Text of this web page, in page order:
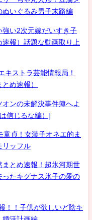
ぬいぐるみ男子末路編
強い2次元嫁だいすき子
報）話題な動画取り上
キストラ芸能情報局！
め速報）
ンの未解決事件簿へよ
信じるな編）]
貞！女装子オネエ的ま
リッフル
とめ速報！超氷河期世
たキグナス氷子の愛の
！！子供が欲しいど陰キ